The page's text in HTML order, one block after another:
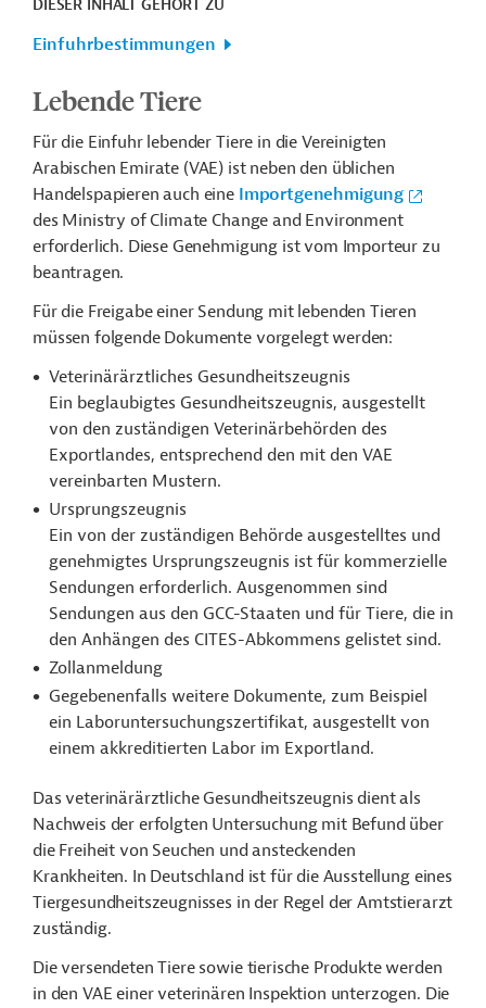
DIESER INHALT GEHÖRT ZU
Einfuhrbestimmungen
Lebende Tiere
Für die Einfuhr lebender Tiere in die Vereinigten
Arabischen Emirate (VAE) ist neben den üblichen
Handelspapieren auch eine Importgenehmigung
des Ministry of Climate Change and Environment
erforderlich. Diese Genehmigung ist vom Importeur zu
beantragen.
Für die Freigabe einer Sendung mit lebenden Tieren
müssen folgende Dokumente vorgelegt werden:
Veterinärärztliches Gesundheitszeugnis
Ein beglaubigtes Gesundheitszeugnis, ausgestellt
von den zuständigen Veterinärbehörden des
Exportlandes, entsprechend den mit den VAE
vereinbarten Mustern.
Ursprungszeugnis
Ein von der zuständigen Behörde ausgestelltes und
genehmigtes Ursprungszeugnis ist für kommerzielle
Sendungen erforderlich. Ausgenommen sind
Sendungen aus den GCC-Staaten und für Tiere, die in
den Anhängen des CITES-Abkommens gelistet sind.
Zollanmeldung
Gegebenenfalls weitere Dokumente, zum Beispiel
ein Laboruntersuchungszertifikat, ausgestellt von
einem akkreditierten Labor im Exportland.
Das veterinärärztliche Gesundheitszeugnis dient als
Nachweis der erfolgten Untersuchung mit Befund über
die Freiheit von Seuchen und ansteckenden
Krankheiten. In Deutschland ist für die Ausstellung eines
Tiergesundheitszeugnisses in der Regel der Amtstierarzt
zuständig.
Die versendeten Tiere sowie tierische Produkte werden
in den VAE einer veterinären Inspektion unterzogen. Die